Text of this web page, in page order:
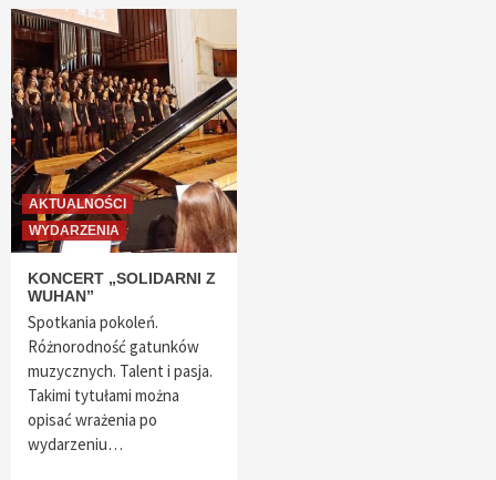
AKTUALNOŚCI
WYDARZENIA
KONCERT „SOLIDARNI Z
WUHAN”
Spotkania pokoleń.
Różnorodność gatunków
muzycznych. Talent i pasja.
Takimi tytułami można
opisać wrażenia po
wydarzeniu…